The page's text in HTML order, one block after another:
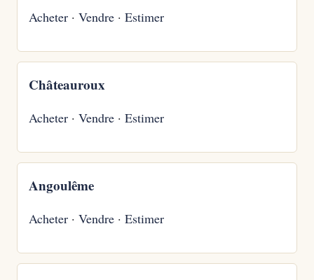
Acheter · Vendre · Estimer
Châteauroux
Acheter · Vendre · Estimer
Angoulême
Acheter · Vendre · Estimer